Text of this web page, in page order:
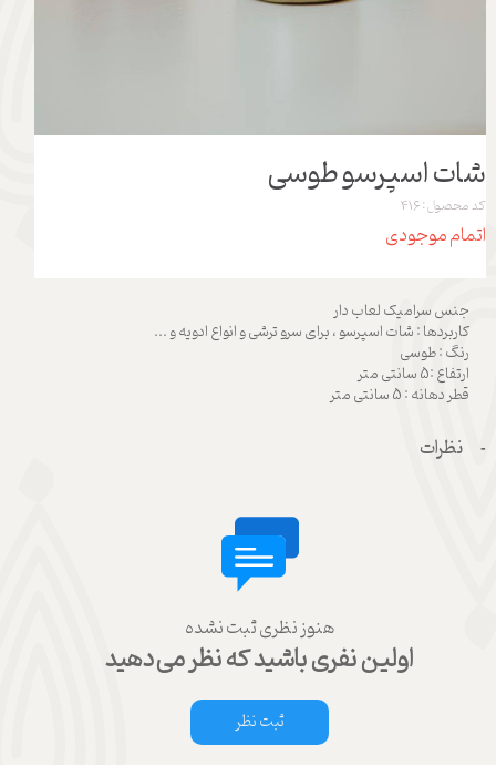
شات اسپرسو طوسی
کد محصول: 416
اتمام موجودی
جنس سرامیک لعاب دار
کاربردها : شات اسپرسو ، برای سرو ترشی و انواع ادویه و ...
رنگ : طوسی
ارتفاع :5 سانتی متر
قطر دهانه : 5 سانتی متر
نظرات
هنوز نظری ثبت نشده
اولین نفری باشید که نظر می‌دهید
ثبت نظر